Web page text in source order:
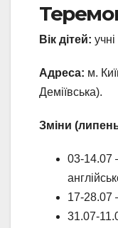
Вік дітей:
Адреса: м.
Деміївська).
Зміни
03-14.07
17-28.07
31.07-